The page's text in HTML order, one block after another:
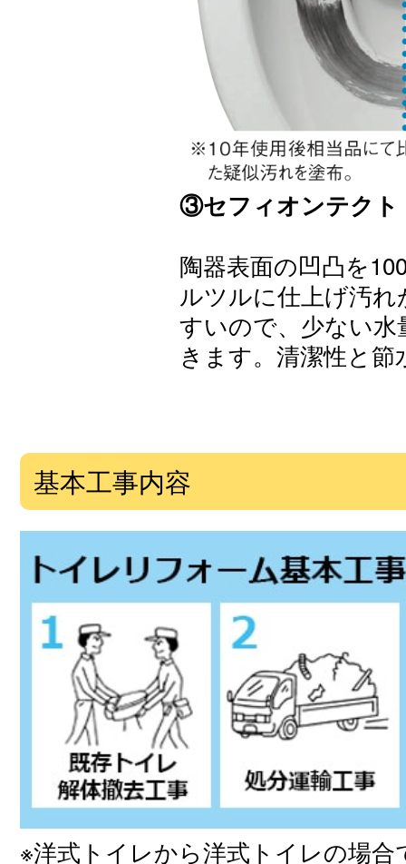
③セフィオンテクト
陶器表面の凹凸を
ルツルに仕上げ汚
すいので、少ない
きます。清潔性と
基本工事内容
※洋式トイレから洋式トイレの場